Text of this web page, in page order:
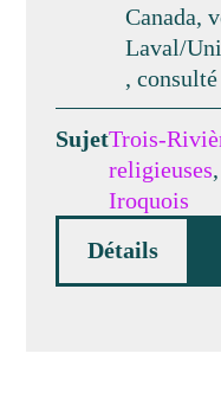
Canada,
Laval/
,
SujetTrois-
religieuses
Iroquois
Détails